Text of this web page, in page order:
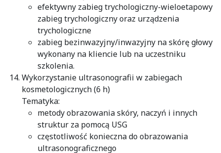
efektywny zabieg trychologiczny-wieloetapowy
zabieg trychologiczny oraz urządzenia
trychologiczne
zabieg bezinwazyjny/inwazyjny na skórę głowy
wykonany na kliencie lub na uczestniku
szkolenia.
Wykorzystanie ultrasonografii w zabiegach
kosmetologicznych (6 h)
Tematyka:
metody obrazowania skóry, naczyń i innych
struktur za pomocą USG
częstotliwość konieczna do obrazowania
ultrasonograficznego